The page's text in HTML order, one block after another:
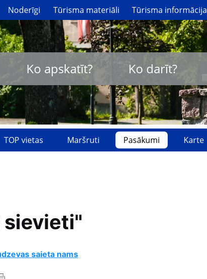
Noderīgi Tūrisma materiāli Tūrisma informācija
Ko apskatīt? Ko darīt?
TOP vietas Maršruti Pasākumi Karte
sievieti"
saieta nams